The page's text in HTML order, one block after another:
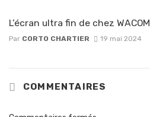
L’écran ultra fin de chez WACOM
Par CORTO CHARTIER 19 mai 2024
COMMENTAIRES